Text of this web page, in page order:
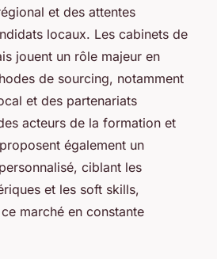
et des attentes
locaux. Les cabinets de
jouent un rôle majeur en
de sourcing, notamment
et des partenariats
acteurs de la formation et
également un
ciblant les
et les soft skills,
marché en constante